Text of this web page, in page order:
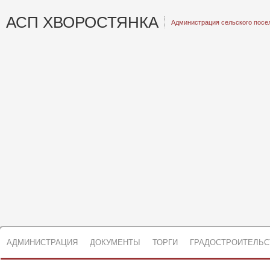
АСП ХВОРОСТЯНКА Администрация сельского
АДМИНИСТРАЦИЯ ДОКУМЕНТЫ ТОРГИ